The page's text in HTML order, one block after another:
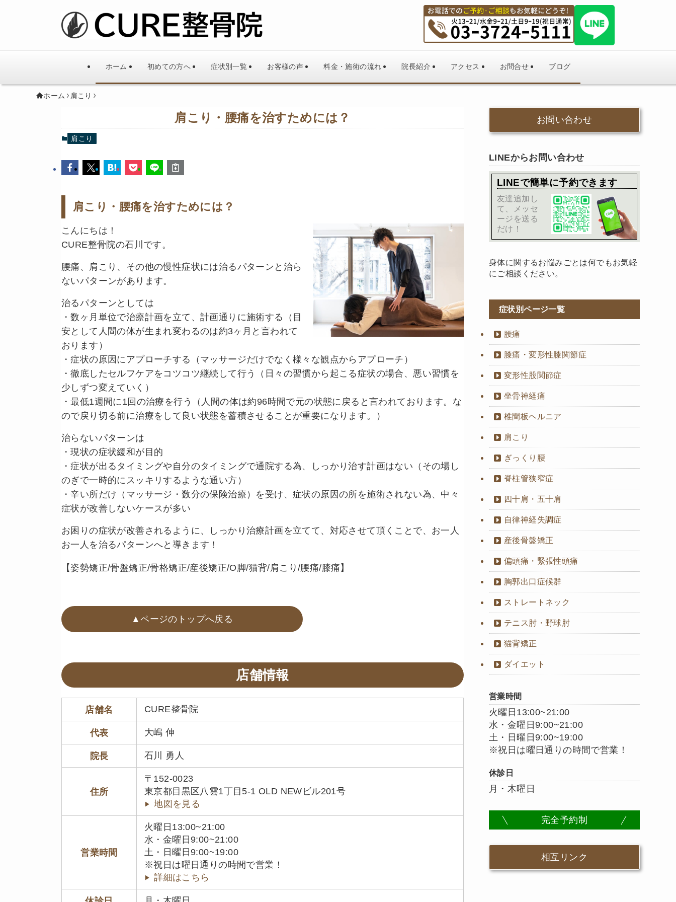
ホーム 初めての方へ 症状別一覧 お客様の声 料金・施術の流れ 院長紹介 アクセス お問合せ ブログ
ホーム 肩こり
肩こり・腰痛を治すためには？
肩こり
肩こり・腰痛を治すためには？
こんにちは！
CURE整骨院の石川です。
腰痛、肩こり、その他の慢性症状には治るパターンと治ら
ないパターンがあります。
治るパターンとしては
・数ヶ月単位で治療計画を立て、計画通りに施術する（目
安として人間の体が生まれ変わるのは約3ヶ月と言われて
おります）
・症状の原因にアプローチする（マッサージだけでなく様々な観点からアプローチ）
・徹底したセルフケアをコツコツ継続して行う（日々の習慣から起こる症状の場合、悪い習慣を
少しずつ変えていく）
・最低1週間に1回の治療を行う（人間の体は約96時間で元の状態に戻ると言われております。な
ので戻り切る前に治療をして良い状態を蓄積させることが重要になります。）
治らないパターンは
・現状の症状緩和が目的
・症状が出るタイミングや自分のタイミングで通院する為、しっかり治す計画はない（その場し
のぎで一時的にスッキリするような通い方）
・辛い所だけ（マッサージ・数分の保険治療）を受け、症状の原因の所を施術されない為、中々
症状が改善しないケースが多い
お困りの症状が改善されるように、しっかり治療計画を立てて、対応させて頂くことで、お一人
お一人を治るパターンへと導きます！
【姿勢矯正/骨盤矯正/骨格矯正/産後矯正/O脚/猫背/肩こり/腰痛/膝痛】
▲ページのトップへ戻る
店舗情報
店舗名 CURE整骨院
代表 大嶋 伸
院長 石川 勇人
住所
〒152-0023
東京都目黒区八雲1丁目5-1 OLD NEWビル201号
地図を見る
営業時間
火曜日13:00~21:00
水・金曜日9:00~21:00
土・日曜日9:00~19:00
※祝日は曜日通りの時間で営業！
詳細はこちら
お問い合わせ
LINEからお問い合わせ
LINEで簡単に予約できます
友達追加し
て、メッセ
ージを送る
だけ！
身体に関するお悩みごとは何でもお気軽
にご相談ください。
症状別ページ一覧
腰痛
膝痛・変形性膝関節症
変形性股関節症
坐骨神経痛
椎間板ヘルニア
肩こり
ぎっくり腰
脊柱管狭窄症
四十肩・五十肩
自律神経失調症
産後骨盤矯正
偏頭痛・緊張性頭痛
胸郭出口症候群
ストレートネック
テニス肘・野球肘
猫背矯正
ダイエット
営業時間
火曜日13:00~21:00
水・金曜日9:00~21:00
土・日曜日9:00~19:00
※祝日は曜日通りの時間で営業！
休診日
月・木曜日
完全予約制
相互リンク